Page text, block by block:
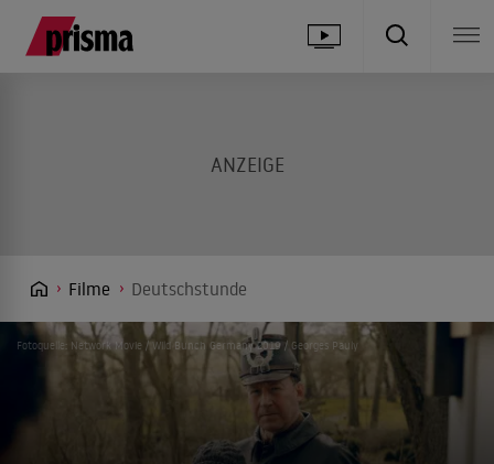
Filme Deutschstunde
Fotoquelle: Network Movie / Wild Bunch Germany 2019 / Georges Pauly